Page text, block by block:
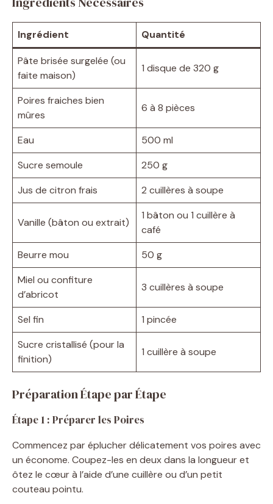
Ingrédient Quantité
Pâte brisée surgelée (ou
faite maison)
1 disque de 320 g
Poires fraiches bien
mûres
6 à 8 pièces
Eau
500 ml
Sucre semoule
250 g
Jus de citron frais
2 cuillères à soupe
Vanille (bâton ou extrait)
1 bâton ou 1 cuillère à
café
Beurre mou
50 g
Miel ou confiture
d’abricot
3 cuillères à soupe
Sel fin
1 pincée
Sucre cristallisé (pour la
finition)
1 cuillère à soupe
Préparation Étape par Étape
Étape 1 : Préparer les Poires
Commencez par éplucher délicatement vos poires avec
un économe. Coupez-les en deux dans la longueur et
ôtez le cœur à l’aide d’une cuillère ou d’un petit
couteau pointu.